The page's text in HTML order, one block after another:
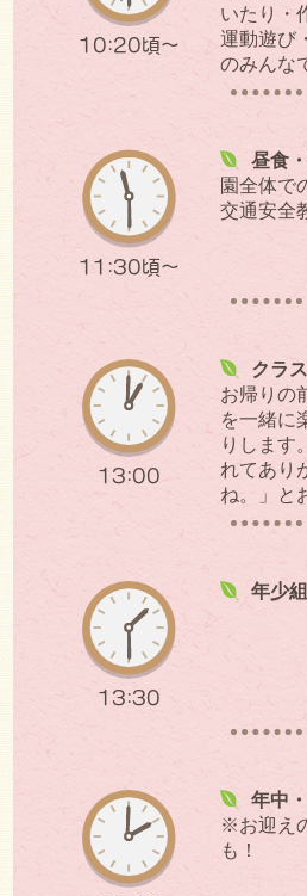
10:20頃～
いたり・
運動遊び
のみんな
11:30頃～
昼食
園全体で
交通安全
13:00
クラ
お帰りの
を一緒に
りします
れてあり
ね。」と
13:30
年少
年中
※お迎え
も！